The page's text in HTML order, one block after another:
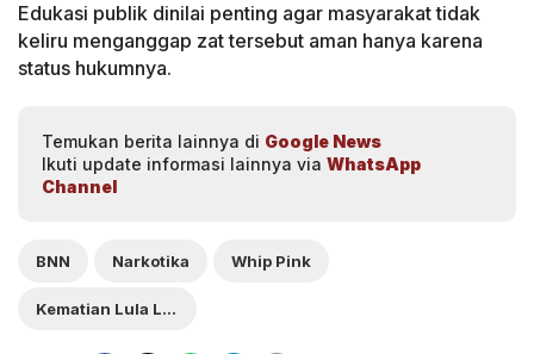
Edukasi publik dinilai penting agar masyarakat tidak
keliru menganggap zat tersebut aman hanya karena
status hukumnya.
Temukan berita lainnya di Google News
Ikuti update informasi lainnya via WhatsApp
Channel
BNN Narkotika Whip Pink
Kematian Lula Lahfah